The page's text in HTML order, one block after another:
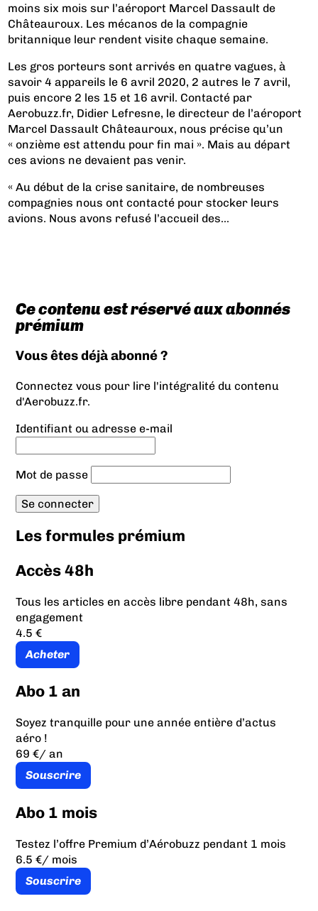
moins six mois sur l’aéroport Marcel Dassault de
Châteauroux. Les mécanos de la compagnie
britannique leur rendent visite chaque semaine.
Les gros porteurs sont arrivés en quatre vagues, à
savoir 4 appareils le 6 avril 2020, 2 autres le 7 avril,
puis encore 2 les 15 et 16 avril. Contacté par
Aerobuzz.fr, Didier Lefresne, le directeur de l’aéroport
Marcel Dassault Châteauroux, nous précise qu’un
« onzième est attendu pour fin mai ». Mais au départ
ces avions ne devaient pas venir.
« Au début de la crise sanitaire, de nombreuses
compagnies nous ont contacté pour stocker leurs
avions. Nous avons refusé l’accueil des...
Ce contenu est réservé aux abonnés
prémium
Vous êtes déjà abonné ?
Connectez vous pour lire l'intégralité du contenu
d'Aerobuzz.fr.
Identifiant ou adresse e-mail
Mot de passe
Les formules prémium
Accès 48h
Tous les articles en accès libre pendant 48h, sans
engagement
4.5 €
Acheter
Abo 1 an
Soyez tranquille pour une année entière d’actus
aéro !
69 €/ an
Souscrire
Abo 1 mois
Testez l’offre Premium d’Aérobuzz pendant 1 mois
6.5 €/ mois
Souscrire